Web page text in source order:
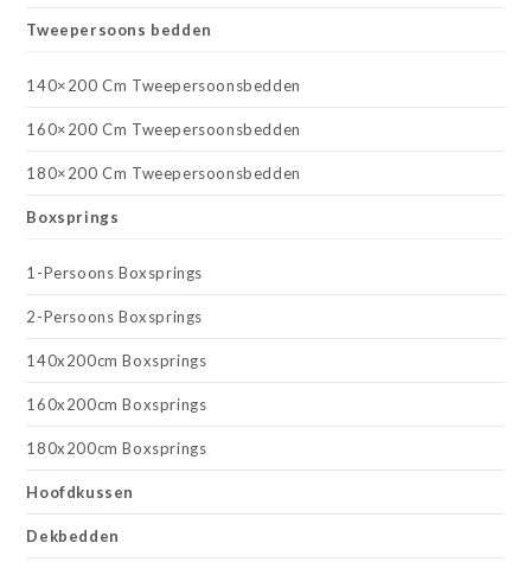
Tweepersoons bedden
140×200 Cm Tweepersoonsbedden
160×200 Cm Tweepersoonsbedden
180×200 Cm Tweepersoonsbedden
Boxsprings
1-Persoons Boxsprings
2-Persoons Boxsprings
140x200cm Boxsprings
160x200cm Boxsprings
180x200cm Boxsprings
Hoofdkussen
Dekbedden